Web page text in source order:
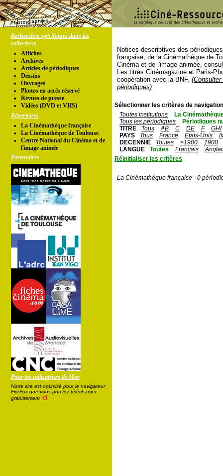
Recherches spécifiques dans les
collections
Affiches
Archives
Articles de périodiques
Dessins
Ouvrages
Photos en accés réservé
Revues de presse
Vidéos (DVD et VHS)
Répertoires
La Cinémathèque française
La Cinémathèque de Toulouse
Centre National du Cinéma et de
l'image animée
Partenaires
Pour les utilisateurs de Mac
Notre site est optimisé pour le navigateur
FireFox que vous pouvez télécharger
gratuitement ici
Notices descriptives des
française, de la Cinémathèque de
Cinéma et de l'image animée,
Les titres Cinémagazine et Paris-
coopération avec la BNF.
périodiques)
Sélectionner les critères de
Toutes institutions
La
Tous les périodiques
Périodiques
TITRE
Tous AB C DE F
GHI
PAYS
Tous France Etats-Unis
DECENNIE
Toutes <1900
1900
LANGUE
Toutes Français
Réinitialiser les critères
La Cinémathèque française - 0